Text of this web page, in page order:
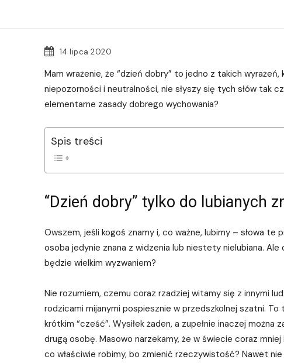
14 lipca 2020
Mam wrażenie, że “dzień dobry” to jedno z takich
niepozorności i neutralności, nie słyszy się tych słów tak
elementarne zasady dobrego wychowania?
Spis treści
“Dzień dobry” tylko do lubianych
Owszem, jeśli kogoś znamy i, co ważne, lubimy – słowa
osoba jedynie znana z widzenia lub niestety nielubiana.
będzie wielkim wyzwaniem?
Nie rozumiem, czemu coraz rzadziej witamy się z innymi
rodzicami mijanymi pospiesznie w przedszkolnej szatni.
krótkim “cześć”. Wysiłek żaden, a zupełnie inaczej
drugą osobę. Masowo narzekamy, że w świecie coraz
co właściwie robimy, bo zmienić rzeczywistość? Nawet